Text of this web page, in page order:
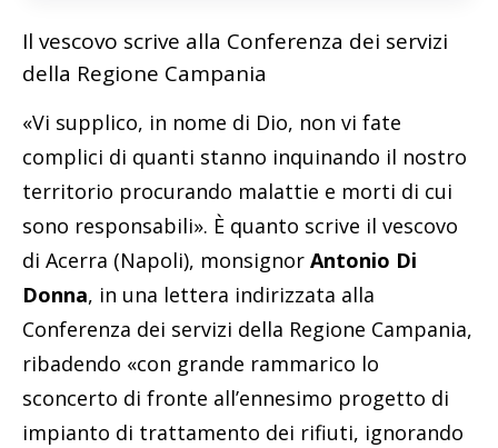
Il vescovo scrive alla Conferenza dei servizi
della Regione Campania
«Vi supplico, in nome di Dio, non vi fate
complici di quanti stanno inquinando il nostro
territorio procurando malattie e morti di cui
sono responsabili». È quanto scrive il vescovo
di Acerra (Napoli), monsignor Antonio Di
Donna, in una lettera indirizzata alla
Conferenza dei servizi della Regione Campania,
ribadendo «con grande rammarico lo
sconcerto di fronte all’ennesimo progetto di
impianto di trattamento dei rifiuti, ignorando